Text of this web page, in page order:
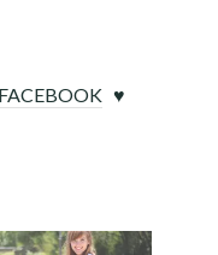
FACEBOOK ♥